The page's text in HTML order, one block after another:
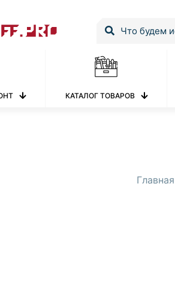
КАТАЛОГ ТОВАРОВ
Главная